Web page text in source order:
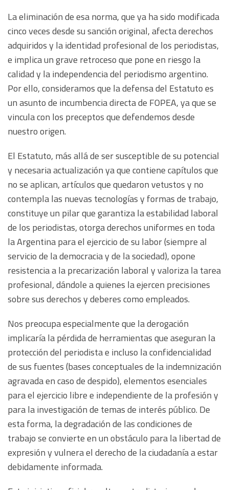
La eliminación de esa norma, que ya ha sido modificada
cinco veces desde su sanción original, afecta derechos
adquiridos y la identidad profesional de los periodistas,
e implica un grave retroceso que pone en riesgo la
calidad y la independencia del periodismo argentino.
Por ello, consideramos que la defensa del Estatuto es
un asunto de incumbencia directa de FOPEA, ya que se
vincula con los preceptos que defendemos desde
nuestro origen.
El Estatuto, más allá de ser susceptible de su potencial
y necesaria actualización ya que contiene capítulos que
no se aplican, artículos que quedaron vetustos y no
contempla las nuevas tecnologías y formas de trabajo,
constituye un pilar que garantiza la estabilidad laboral
de los periodistas, otorga derechos uniformes en toda
la Argentina para el ejercicio de su labor (siempre al
servicio de la democracia y de la sociedad), opone
resistencia a la precarización laboral y valoriza la tarea
profesional, dándole a quienes la ejercen precisiones
sobre sus derechos y deberes como empleados.
Nos preocupa especialmente que la derogación
implicaría la pérdida de herramientas que aseguran la
protección del periodista e incluso la confidencialidad
de sus fuentes (bases conceptuales de la indemnización
agravada en caso de despido), elementos esenciales
para el ejercicio libre e independiente de la profesión y
para la investigación de temas de interés público. De
esta forma, la degradación de las condiciones de
trabajo se convierte en un obstáculo para la libertad de
expresión y vulnera el derecho de la ciudadanía a estar
debidamente informada.